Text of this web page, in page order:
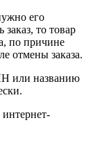
его
то товар
по причине
отмены заказа.
или названию